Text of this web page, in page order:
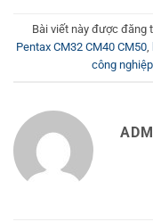
Bài viết này được đăng
Pentax CM32 CM40 CM50,
công nghiệp,